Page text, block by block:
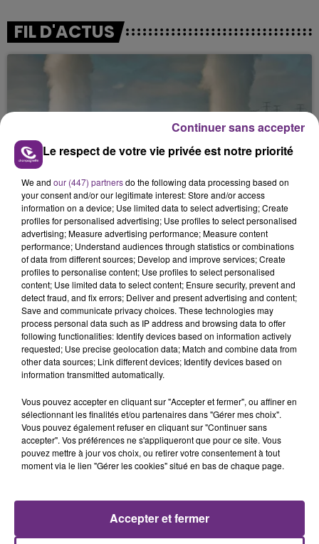
FIL D'ACTUS
LA CENTRALE NUCLÉAIRE DE CHOOZ
TOUJOURS À L'ARRÊT
Cela fait déjà une semaine que la centrale
nucléaire ardennaise est à l'arrêt. Une situation
justifiée par la sécheresse intense qui est toujours
présente.
LE MAGASIN JOUÉCLUB DE REIMS FERME
SES PORTES
C'était l'une des institutions du centre-ville
rémois. Le magasin JouéClub est contraint de
fermer ses portes.
TITRES DIFFUSÉS
Le respect de votre vie privée est notre priorité
We and our (447) partnersdo the following data processing based on
your consent and/or our legitimate interest: Store and/or access
information on a device; Use limited data to select advertising; Create
profiles for personalised advertising; Use profiles to select personalised
advertising; Measure advertising performance; Measure content
performance; Understand audiences through statistics or combinations
of data from different sources; Develop and improve services; Create
profiles to personalise content; Use profiles to select personalised
content; Use limited data to select content; Ensure security, prevent and
detect fraud, and fix errors; Deliver and present advertising and content;
Save and communicate privacy choices. These technologies may
process personal data such as IP address and browsing data to offer
following functionalities: Identify devices based on information actively
requested; Use precise geolocation data; Match and combine data from
other data sources; Link different devices; Identify devices based on
information transmitted automatically.
Vous pouvez accepter en cliquant sur "Accepter et fermer", ou affiner en
sélectionnant les finalités et/ou partenaires dans "Gérer mes choix".
Vous pouvez également refuser en cliquant sur "Continuer sans
accepter". Vos préférences ne s'appliqueront que pour ce site. Vous
pouvez mettre à jour vos choix, ou retirer votre consentement à tout
moment via le lien "Gérer les cookies" situé en bas de chaque page.
Accepter et fermer
Continuer sans accepter